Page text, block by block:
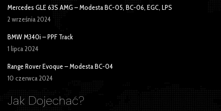
Mercedes GLE 63S AMG – Modesta BC-05, BC-06, EGC, LPS
2 września 2024
BMW M340i – PPF Track
1 lipca 2024
Range Rover Evoque – Modesta BC-04
10 czerwca 2024
Jak Dojechać?